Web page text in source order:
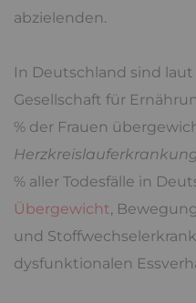
abzielenden.
In Deutschland sind
Gesellschaft für
% der Frauen
% aller Todesfälle in
Übergewicht,
und
dysfunktionalen